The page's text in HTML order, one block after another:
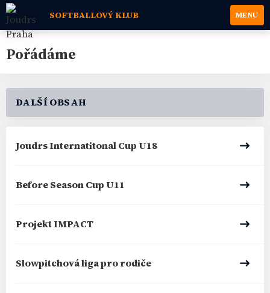
SOFTBALLOVÝ KLUB MENU
Pořádáme
DALŠÍ OBSAH
Joudrs Internatitonal Cup U18
Before Season Cup U11
Projekt IMPACT
Slowpitchová liga pro rodiče